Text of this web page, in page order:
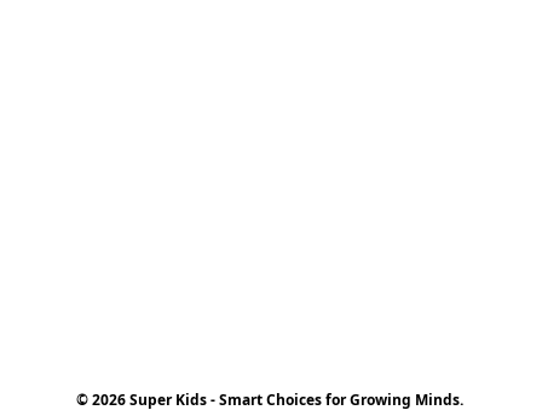
© 2026 Super Kids - Smart Choices for Growing Minds.